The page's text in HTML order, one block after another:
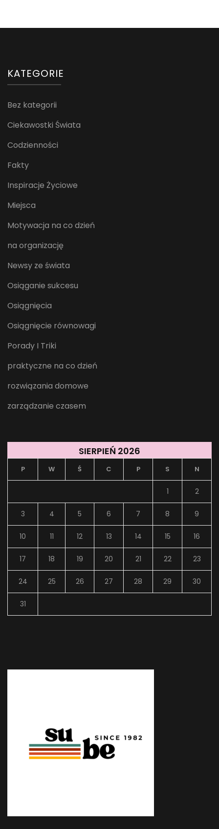
KATEGORIE
Bez kategorii
Ciekawostki Świata
Codzienności
Fakty
Inspiracje Życiowe
Miejsca
Motywacja na co dzień
na organizację
Newsy ze świata
Osiąganie sukcesu
Osiągnięcia
Osiągnięcie równowagi
Porady I Triki
praktyczne na co dzień
rozwiązania domowe
zarządzanie czasem
SIERPIEŃ 2026
P W Ś C P S N
1 2
3 4 5 6 7 8 9
10 11 12 13 14 15 16
17 18 19 20 21 22 23
24 25 26 27 28 29 30
31